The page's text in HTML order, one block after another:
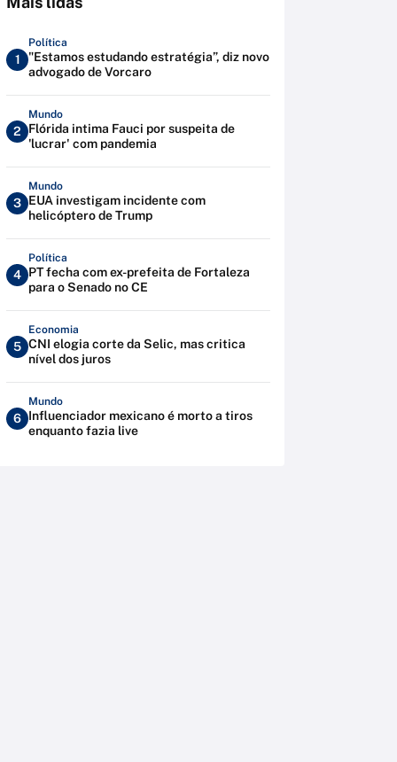
1
Política
"Estamos estudando estratégia”, diz novo
advogado de Vorcaro
2
Mundo
Flórida intima Fauci por suspeita de
'lucrar' com pandemia
3
Mundo
EUA investigam incidente com
helicóptero de Trump
4
Política
PT fecha com ex-prefeita de Fortaleza
para o Senado no CE
5
Economia
CNI elogia corte da Selic, mas critica
nível dos juros
6
Mundo
Influenciador mexicano é morto a tiros
enquanto fazia live